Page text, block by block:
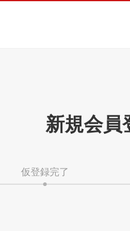
新規会員
仮登録完了